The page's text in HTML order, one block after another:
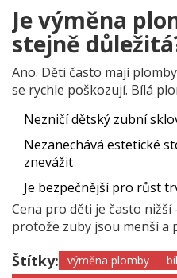
Je výměna
stejně
Ano. Děti často mají
se rychle poškozují. Bílá
Nezničí dětský zubní
Nezanechává estetické
znevážit
Je bezpečnější pro růst
Cena pro děti je často nižší
protože zuby jsou menší a
Štítky: výměna plomby